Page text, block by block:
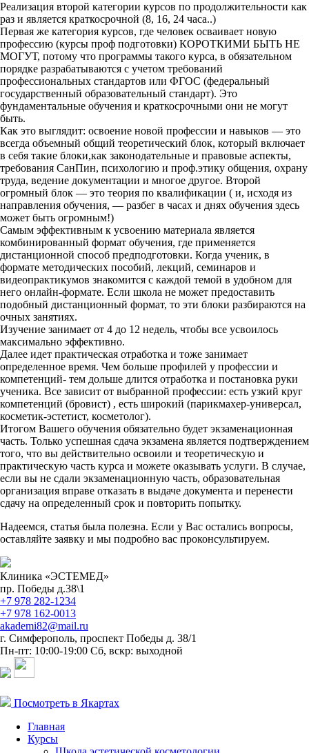
Реализация второй категории курсов по продолжительности как
раз и является краткосрочной (8, 16, 24 часа..)
Первая же категория курсов, где человек осваивает новую
профессию (курсы проф подготовки) КОРОТКИМИ БЫТЬ НЕ
МОГУТ, потому что программы такого курса, в обязательном
порядке разрабатываются с учетом требований
профессиональных стандартов или ФГОС (федеральный
государственный образовательный стандарт). Это
фундаментальные обучения и краткосрочными они не могут
быть.
Как это выглядит: освоение новой профессии и навыков — это
всегда объемный общий теоретический блок, который включает
в себя такие блоки,как законодательные и правовые аспекты,
требования СанПин, психологию и проф.этику общения, охрану
труда, ведение документации и многое другое. Второй
огромный блок — это теория по квалификации ( и, исходя из
направления обучения, — разбег в часах и днях обучения здесь
может быть огромным!)
Самым эффективным к усвоению материала является
комбинированный формат обучения, где применяется
дистанционной способ предподготовки. Когда ученик, в
формате методических пособий, лекций, семинаров и
видеопрактикумов знакомится с каждой темой в удобном для
него онлайн-формате. Если школа не может предоставить
подобный дистанционный формат, то эти блоки разбираются на
очных занятиях.
Изучение занимает от 4 до 12 недель, чтобы все усвоилось
максимально эффективно.
Далее идет практическая отработка и тоже занимает
определенное время. Чем больше профилей у профессии и
компетенций- тем дольше длится отработка и постановка руки
ученика. Все зависит от выбранной профессии: есть узкий круг
компетенций (бровист) , есть широкий (парикмахер-универсал,
косметик-эстетист, косметолог).
Итогом Вашего обучения обязательно будет экзаменационная
часть. Только успешная сдача экзамена является подтверждением
того, что вы действительно освоили и теоретическую и
практическую часть курса и можете оказывать услуги. В случае,
если вы не сдали экзаменационную часть, образовательная
организация вправе отказать в выдаче документа и перенести
сдачу на определенный срок и повторить попытку.
Надеемся, статья была полезна. Если у Вас остались вопросы,
оставляйте заявку и мы подробно вас проконсультируем.
Клиника «ЭСТЕМЕД»
пр. Победы д.38\1
+7 978 282-1234
+7 978 162-0013
akademi82@mail.ru
г. Симферополь, проспект Победы д. 38/1
Пн-пт: 10:00-19:00 Сб, вскр: выходной
Посмотреть в Якартах
Главная
Курсы